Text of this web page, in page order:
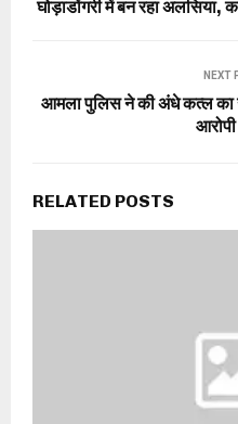
घोड़ाडोंगरी में बन रहा अलसिया,
NEXT
आमला पुलिस ने की अंधे कत्ल का
आरोपी
RELATED POSTS